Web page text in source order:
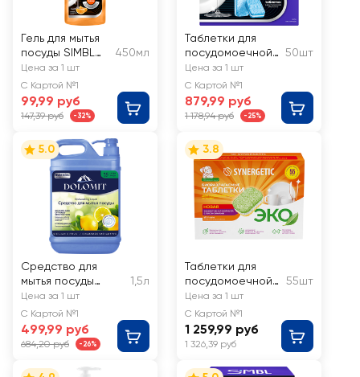
Гель для мытья
посуды SIMBL
Сочный
мандарин
450мл
Цена за 1 шт
С Картой №1
99,99 руб
147,39 руб -32%
Таблетки для
посудомоечной
машины SIMBL
Сила кислорода
50шт
Цена за 1 шт
С Картой №1
879,99 руб
1 178,94 руб -25%
5.0
Средство для
мытья посуды
MARABU Dolomit
Сицилийский
цитрус
1,5л
Цена за 1 шт
С Картой №1
499,99 руб
684,20 руб -26%
3.8
Таблетки для
посудомоечной
машины
SYNERGETIC
биоразлагаемые
бесфосфатные
55шт
Цена за 1 шт
С Картой №1
1 259,99 руб
1 326,39 руб